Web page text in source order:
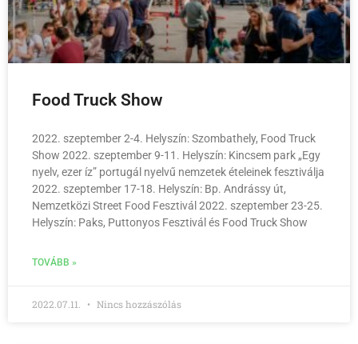
Food Truck Show
2022. szeptember 2-4. Helyszín: Szombathely, Food Truck
Show 2022. szeptember 9-11. Helyszín: Kincsem park „Egy
nyelv, ezer íz” portugál nyelvű nemzetek ételeinek fesztiválja
2022. szeptember 17-18. Helyszín: Bp. Andrássy út,
Nemzetközi Street Food Fesztivál 2022. szeptember 23-25.
Helyszín: Paks, Puttonyos Fesztivál és Food Truck Show
TOVÁBB »
2022.07.11. Nincs hozzászólás